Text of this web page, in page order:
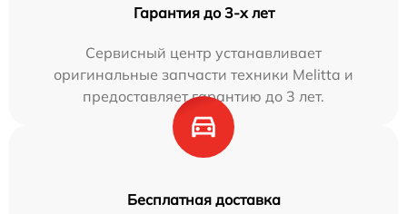
Гарантия до 3-х лет
Сервисный центр устанавливает
оригинальные запчасти техники Melitta и
предоставляет гарантию до 3 лет.
Бесплатная доставка